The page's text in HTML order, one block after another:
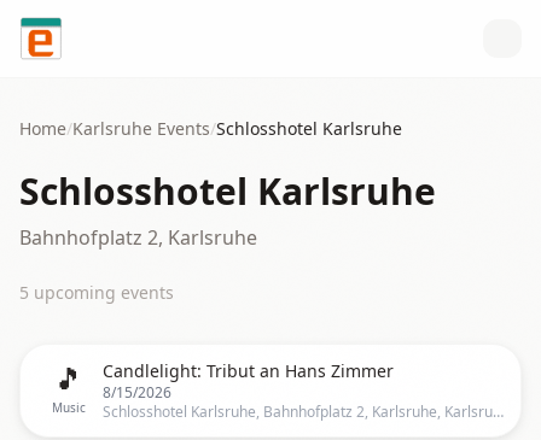
Skip to content
Home/Karlsruhe Events/Schlosshotel Karlsruhe
Schlosshotel Karlsruhe
Bahnhofplatz 2, Karlsruhe
5 upcoming events
🎵
Music
Candlelight: Tribut an Hans Zimmer
8/15/2026
Schlosshotel Karlsruhe, Bahnhofplatz 2, Karlsruhe, Karlsruhe